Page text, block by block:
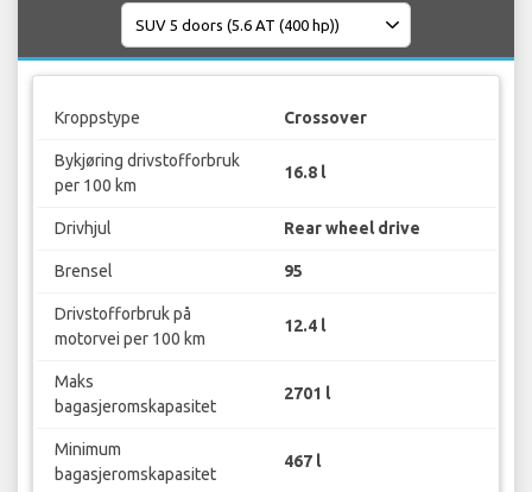
Kroppstype Crossover
Bykjøring drivstofforbruk
per 100 km
16.8 l
Drivhjul Rear wheel drive
Brensel 95
Drivstofforbruk på
motorvei per 100 km
12.4 l
Maks
bagasjeromskapasitet
2701 l
Minimum
bagasjeromskapasitet
467 l